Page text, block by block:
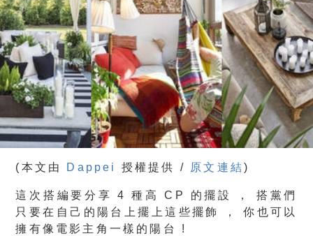
(本文由 Dappei 授權提供 / 原文連結)
這次搭編要分享 4 種高 CP 的擺設 ， 搭黨們
只要在自己的陽台上擺上這些擺飾 ， 你也可以
擁有像電影主角一樣的陽台 !